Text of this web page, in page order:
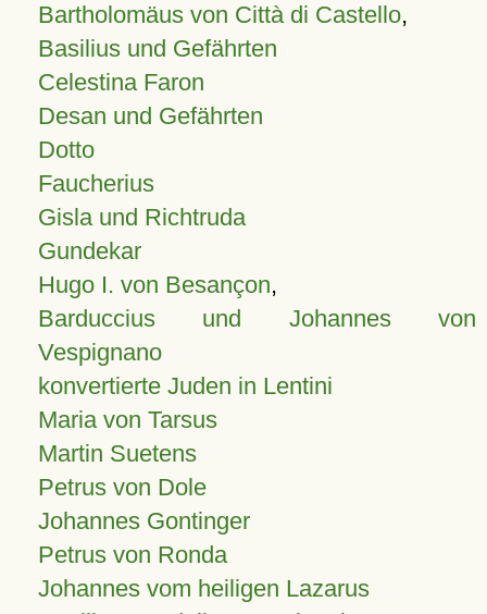
Bartholomäus von Città di Castello,
Basilius und Gefährten
Celestina Faron
Desan und Gefährten
Dotto
Faucherius
Gisla und Richtruda
Gundekar
Hugo I. von Besançon,
Barduccius und Johannes von
Vespignano
konvertierte Juden in Lentini
Maria von Tarsus
Martin Suetens
Petrus von Dole
Johannes Gontinger
Petrus von Ronda
Johannes vom heiligen Lazarus